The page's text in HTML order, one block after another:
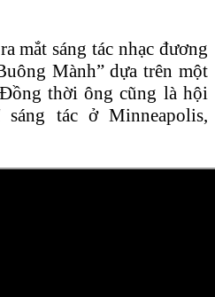
mắt sáng tác nhạc đương
Mành” dựa trên một
thời ông cũng là hội
tác ở Minneapolis,